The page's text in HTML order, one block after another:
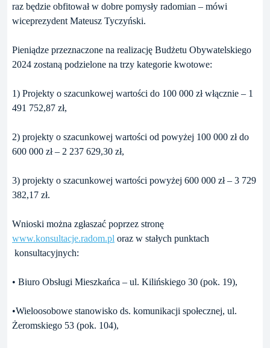
raz będzie obfitował w dobre pomysły radomian – mówi
wiceprezydent Mateusz Tyczyński.
Pieniądze przeznaczone na realizację Budżetu Obywatelskiego
2024 zostaną podzielone na trzy kategorie kwotowe:
1) Projekty o szacunkowej wartości do 100 000 zł włącznie – 1
491 752,87 zł,
2) projekty o szacunkowej wartości od powyżej 100 000 zł do
600 000 zł – 2 237 629,30 zł,
3) projekty o szacunkowej wartości powyżej 600 000 zł – 3 729
382,17 zł.
Wnioski można zgłaszać poprzez stronę
www.konsultacje.radom.pl oraz w stałych punktach
konsultacyjnych:
• Biuro Obsługi Mieszkańca – ul. Kilińskiego 30 (pok. 19),
•Wieloosobowe stanowisko ds. komunikacji społecznej, ul.
Żeromskiego 53 (pok. 104),